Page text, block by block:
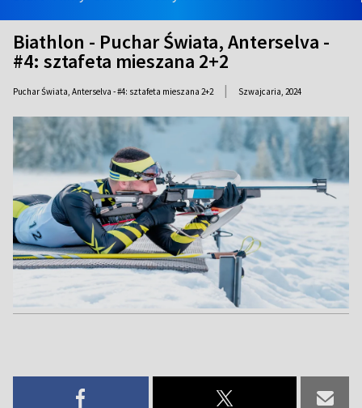
Biathlon - Puchar Świata, Anterselva -
#4: sztafeta mieszana 2+2
Puchar Świata, Anterselva - #4: sztafeta mieszana 2+2 | Szwajcaria, 2024